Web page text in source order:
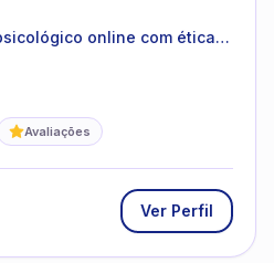
online com ética,
Avaliações
Ver Perfil